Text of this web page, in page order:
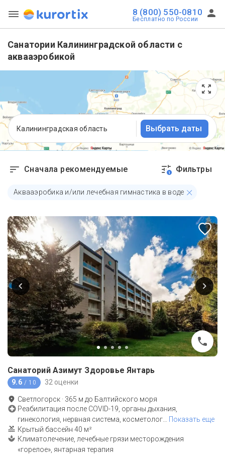
8 (800) 550-0810
Бесплатно по России
Санатории Калининградской области с
аквааэробикой
Калининградская область Выбрать даты
Сначала рекомендуемые 1 Фильтры
Аквааэробика и/или лечебная гимнастика в воде
Санаторий Азимут Здоровье Янтарь
9.6 / 10 32 оценки
Светлогорск · 365 м до Балтийского моря
Реабилитация после COVID-19, органы дыхания,
гинекология, нервная система, косметолог
Показать еще
Крытый бассейн 40 м²
Климатолечение, лечебные грязи месторождения
«горелое», янтарная терапия